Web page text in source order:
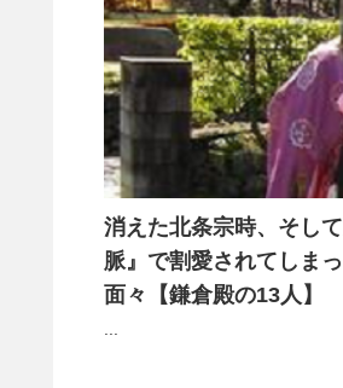
消えた北条宗時、そし
脈』で割愛されてしま
面々【鎌倉殿の13人】